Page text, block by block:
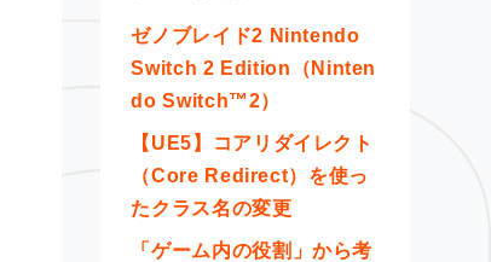
ゼノブレイド2 Nintendo
Switch 2 Edition（Ninten
do Switch™2）
【UE5】コアリダイレクト
（Core Redirect）を使っ
たクラス名の変更
「ゲーム内の役割」から考